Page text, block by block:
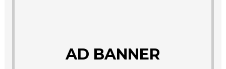
AD BANNER